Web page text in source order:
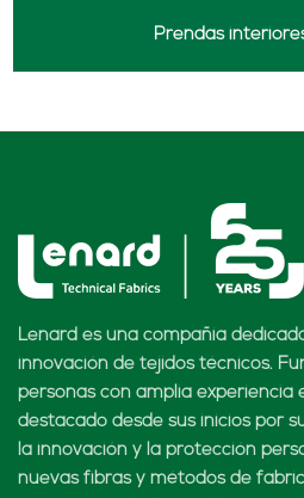
Prendas
Lenard es una compañía
innovación de tejidos técnicos.
personas con amplia experiencia
destacado desde sus inicios por
la innovación y la protección
nuevas fibras y métodos de